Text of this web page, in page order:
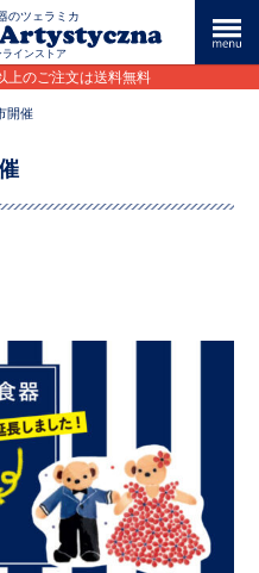
のツェラミカ
ラインストア
上のご注文は送料無料
開催